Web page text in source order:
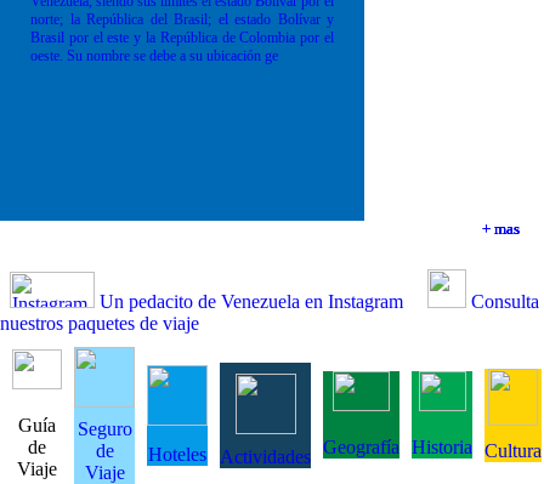
+ mas
+ mas
+ mas
norte; la República del Brasil; el estado Bolívar y
Brasil por el este y la República de Colombia por el
oeste. Su nombre se debe a su ubicación ge
+ mas
Un pedacito de Venezuela en Instagram
Consulta
nuestros paquetes de viaje
Guía
de
Viaje
Seguro
de
Viaje
Hoteles Actividades Geografía Historia Cultura